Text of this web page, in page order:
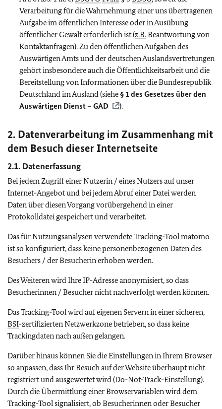
Verarbeitung für die Wahrnehmung einer uns übertragenen
Aufgabe im öffentlichen Interesse oder in Ausübung
öffentlicher Gewalt erforderlich ist (z.B.Beantwortung von
Kontaktanfragen). Zu den öffentlichen Aufgaben des
Auswärtigen Amts und der deutschen Auslandsvertretungen
gehört insbesondere auch die Öffentlichkeitsarbeit und die
Bereitstellung von Informationen über die Bundesrepublik
Deutschland im Ausland (siehe§ 1 des Gesetzes über den
Auswärtigen Dienst – GAD
).
2. Datenverarbeitung im Zusammenhang mit
dem Besuch dieser Internetseite
2.1. Datenerfassung
Bei jedem Zugriff einer Nutzerin / eines Nutzers auf unser
Internet-Angebot und bei jedem Abruf einer Datei werden
Daten über diesen Vorgang vorübergehend in einer
Protokolldatei gespeichert und verarbeitet.
Das für Nutzungsanalysen verwendete Tracking-Tool matomo
ist so konfiguriert, dass keine personenbezogenen Daten des
Besuchers / der Besucherin erhoben werden.
Des Weiteren wird Ihre IP-Adresse anonymisiert, so dass
Besucherinnen / Besucher nicht nachverfolgt werden können.
Das Tracking-Tool wird auf eigenen Servern in einer sicheren,
BSI-zertifizierten Netzwerkzone betrieben, so dass keine
Trackingdaten nach außen gelangen.
Darüber hinaus können Sie die Einstellungen in Ihrem Browser
so anpassen, dass Ihr Besuch auf der Website überhaupt nicht
registriert und ausgewertet wird (Do-Not-Track-Einstellung).
Durch die Übermittlung einer Browservariablen wird dem
Tracking-Tool signalisiert, ob Besucherinnen oder Besucher